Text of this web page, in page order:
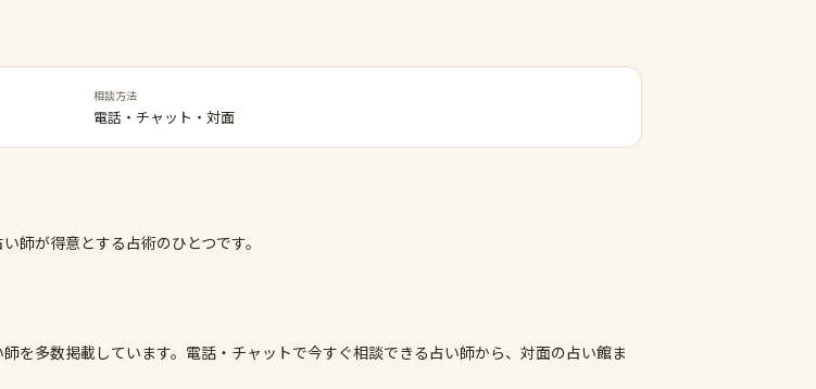
相談方法
電話・チャット・対面
師が得意とする占術のひとつです。
を多数掲載しています。電話・チャットで今すぐ相談できる占い師から、対面の占い館ま